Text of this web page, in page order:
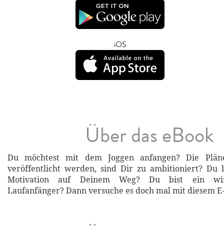
iOS
Über das eBook
Du möchtest mit dem Joggen anfangen? Die
veröffentlicht werden, sind Dir zu ambitioniert? Du
Motivation auf Deinem Weg? Du bist ein
Laufanfänger? Dann versuche es doch mal mit diesem